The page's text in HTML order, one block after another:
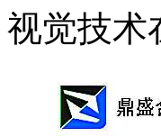
视觉技术